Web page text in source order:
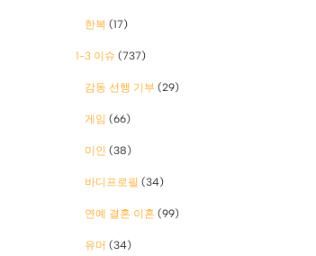
한복 (17)
1-3 이슈 (737)
감동 선행 기부 (29)
게임 (66)
미인 (38)
바디프로필 (34)
연예 결혼 이혼 (99)
유머 (34)